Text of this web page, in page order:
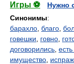
Игры ⚽
Нужно
Синонимы:
барахло благо
говешки
говно
договорились
имущество